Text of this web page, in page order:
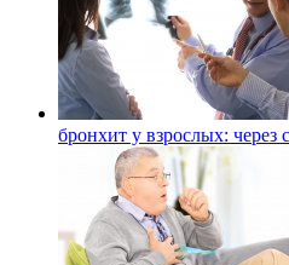
бронхит у взрослых: через